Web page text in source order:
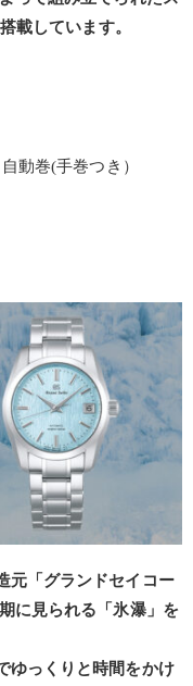
載しています。
動巻(手巻つき）
元「グランドセイコー
に見られる「氷瀑」を
ゆっくりと時間をかけ